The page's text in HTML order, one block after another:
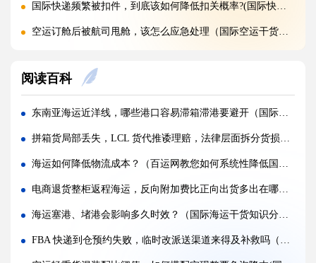
国际快递频繁被扣件，到底该如何降低扣关概率?(国际快递干货知识分享)
空运订舱后被航司甩舱，该怎么应急处理（国际空运干货知识分享）
加急国际空运真的能提速，靠谱吗?(国际空运干货知识分享)
FBA 空运出现丢件破损，理赔流程怎么走（国际空运干货知识分享）
FBA 空运头程该怎么挑选靠谱物流货代（国际空运干货知识分享）
FBA 空运货物超重超尺寸会产生哪些附加费?(不清楚的亚马逊卖家看过来)
亚马逊 FBA 空运，空派和纯空运该怎么选择?(不清楚的亚马逊卖家看过来)
空运货物被海关布控，如何快速提交材料申诉（国际空运干货知识分享）
实木包装走国际空运必须做熏蒸热处理吗（国际空运干货知识分享）
国际空运低申报被海关查到，罚款比例是多少?(国际空运干货知识分享)
阅读百科
东南亚海运近洋线，哪些港口容易滞箱滞港要避开（国际海运干货知识分享）
拼箱货局部丢失，LCL 货代推诿理赔，法律层面拆分货损核算标准（国际海运干货知识分享）
海运如何降低物流成本？（百运网教您如何系统性降低国际海运成本）
电商退货整柜返程海运，反向附加费比正向出货多出在哪些环节（国际海运整柜干货知识分享）
海运塞港、堵港会影响多久时效？（国际海运干货知识分享）
FBA 快递到仓预约失败，临时改派送渠道来得及补救吗（国际快递干货知识分享）